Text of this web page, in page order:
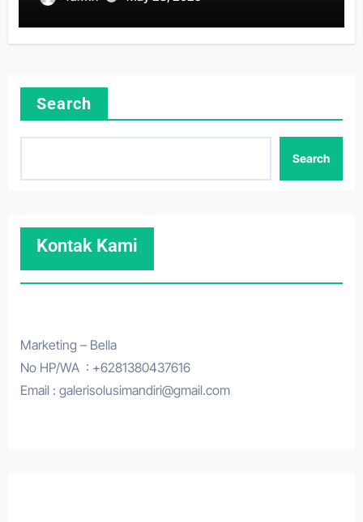
Search
Search
Kontak Kami
Marketing – Bella
No HP/WA : +6281380437616
Email : galerisolusimandiri@gmail.com